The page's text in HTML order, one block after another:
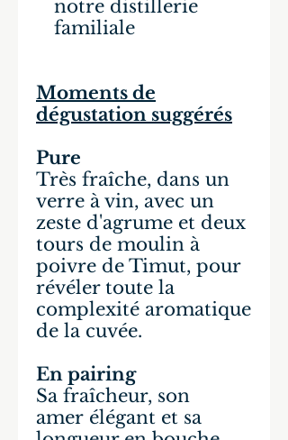
notre distillerie
familiale
Moments de
dégustation suggérés
Pure
Très fraîche, dans un
verre à vin, avec un
zeste d'agrume et deux
tours de moulin à
poivre de Timut, pour
révéler toute la
complexité aromatique
de la cuvée.
En pairing
Sa fraîcheur, son
amer élégant et sa